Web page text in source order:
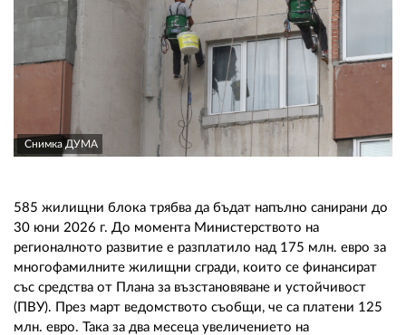
Снимка ДУМА
585 жилищни блока трябва да бъдат напълно санирани до
30 юни 2026 г. До момента Министерството на
регионалното развитие е разплатило над 175 млн. евро за
многофамилните жилищни сгради, които се финансират
със средства от Плана за възстановяване и устойчивост
(ПВУ). През март ведомството съобщи, че са платени 125
млн. евро. Така за два месеца увеличението на
АБОНАМЕНТ
УСЛОВИЯ ЗА ПОЛЗВАНЕ
ПОЛИТИКА ЗА БИСКВИТКИТЕ
ПОЛИТИКАТА ЗА
ПОВЕРИТЕЛНОСТ